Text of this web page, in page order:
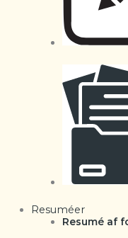
Resuméer
Resumé af